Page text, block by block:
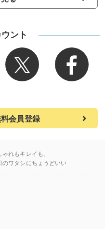
ント
会員登録
ゃれもキレイも、
のワタシにちょうどいい